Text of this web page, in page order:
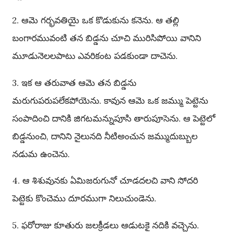
2. ఆమె గర్భవతియై ఒక కొడుకును కనెను. ఆ తల్లి
బంగారమువంటి తన బిడ్డను చూచి మురిసిపోయి వానిని
మూడునెలలపాటు ఎవరికంట పడకుండా దాచెను.
3. ఇక ఆ తరువాత ఆమె తన బిడ్డను
మరుగుపరుపలేకపోయెను. కావున ఆమె ఒక జమ్ము పెట్టెను
సంపాదించి దానికి జిగటమన్నుపూసి తారుపూసెను. ఆ పెట్టెలో
బిడ్డనుంచి, దానిని నైలునది నీటిఅంచున జమ్ముదుబ్బుల
నడుమ ఉంచెను.
4. ఆ శిశువునకు ఏమిజరుగునో చూడదలచి వాని సోదరి
పెట్టెకు కొంచెము దూరముగా నిలుచుండెను.
5. ఫరోరాజు కూతురు జలక్రీడలు ఆడుటకై నదికి వచ్చెను.